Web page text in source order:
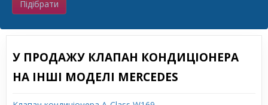
Підібрати
У ПРОДАЖУ КЛАПАН КОНДИЦІОНЕРА
НА ІНШІ МОДЕЛІ MERCEDES